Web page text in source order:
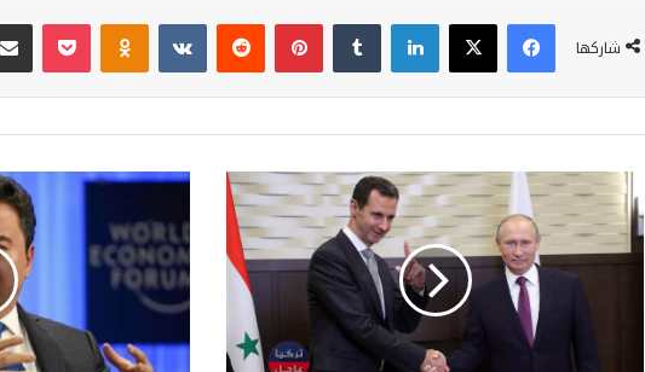
شاركها
فيسبوك‫X لينكدإن بينتيريست Odnoklassniki
‫Pocket
روسيا
تفاجئ
نظام
الأسد
مسؤول
المعارضة
لا
تستطيع
ترحيل
السوريين